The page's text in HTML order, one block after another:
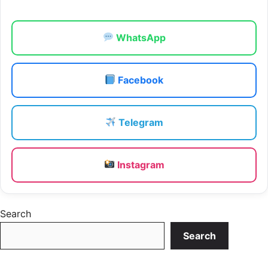
WhatsApp
Facebook
Telegram
Instagram
Search
Search